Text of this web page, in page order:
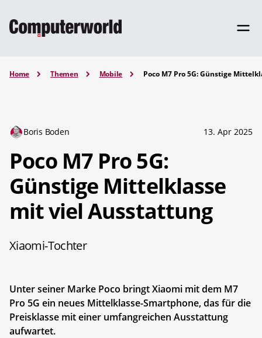
Home Themen Mobile Poco M7 Pro 5G: Günstige
Boris Boden 13. Apr 2025
Poco M7 Pro 5G:
Günstige Mittelklasse
mit viel Ausstattung
Xiaomi-Tochter
Unter seiner Marke Poco bringt Xiaomi mit dem M7
Pro 5G ein neues Mittelklasse-Smartphone, das für die
Preisklasse mit einer umfangreichen Ausstattung
aufwartet.